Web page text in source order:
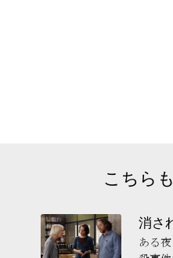
こちら
消さ
ある